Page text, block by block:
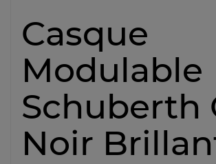
Casque
Modulable
Schuberth
Noir